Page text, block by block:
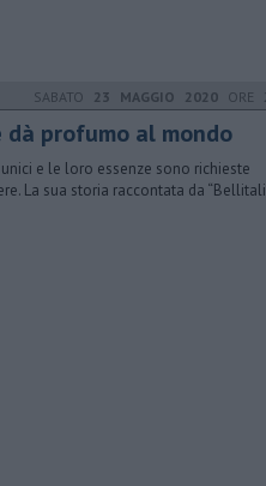
SABATO 23 MAGGIO 2020 ORE
dà profumo al mondo
e le loro essenze sono richieste
La sua storia raccontata da